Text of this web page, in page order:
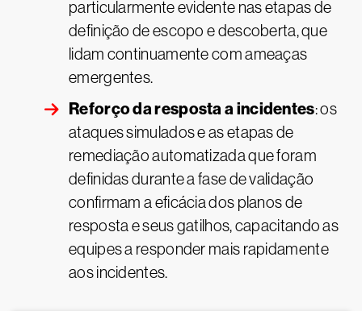
particularmente evidente nas etapas de
definição de escopo e descoberta, que
lidam continuamente com ameaças
emergentes.
Reforço da resposta a incidentes: os
ataques simulados e as etapas de
remediação automatizada que foram
definidas durante a fase de validação
confirmam a eficácia dos planos de
resposta e seus gatilhos, capacitando as
equipes a responder mais rapidamente
aos incidentes.